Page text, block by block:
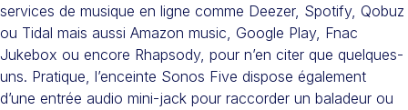
services de musique en ligne comme Deezer, Spotify, Qobuz
ou Tidal mais aussi Amazon music, Google Play, Fnac
Jukebox ou encore Rhapsody, pour n’en citer que quelques-
uns. Pratique, l’enceinte Sonos Five dispose également
d’une entrée audio mini-jack pour raccorder un baladeur ou